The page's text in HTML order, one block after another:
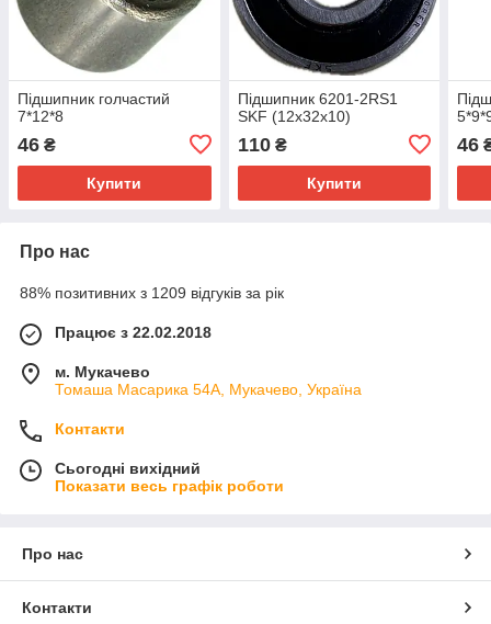
Підшипник голчастий
7*12*8
46 ₴
Купити
Підшипник 6201-2RS1
SKF (12х32х10)
110₴
Купити
46
Про нас
88% позитивних з 1209 відгуків за рік
Працює з 22.02.2018
м. Мукачево
Томаша Масарика 54А, Мукачево, Україна
Контакти
Сьогодні вихідний
Показати весь графік роботи
Про нас
Контакти